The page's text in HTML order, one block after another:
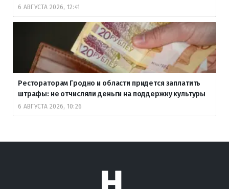
6 АВГУСТА 2026, 12:41
Рестораторам Гродно и области придется заплатить
штрафы: не отчисляли деньги на поддержку культуры
6 АВГУСТА 2026, 10:26